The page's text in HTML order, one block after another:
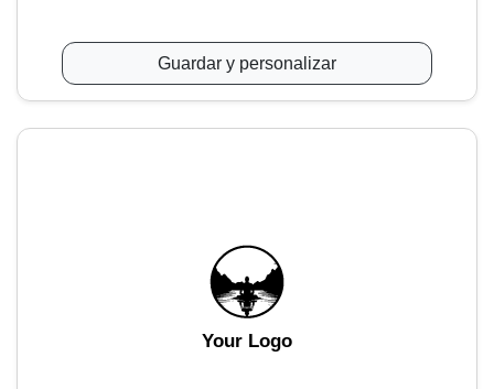
Guardar y personalizar
Your Logo